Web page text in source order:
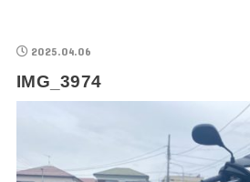
2025.04.06
IMG_3974